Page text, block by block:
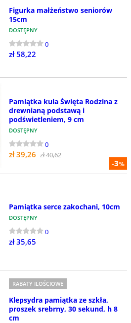
Figurka małżeństwo seniorów
15cm
DOSTĘPNY
0
zł 58,22
-3%
Pamiątka kula Święta Rodzina z
drewnianą podstawą i
podświetleniem, 9 cm
DOSTĘPNY
0
zł 39,26 zł 40,62
Pamiątka serce zakochani, 10cm
DOSTĘPNY
0
zł 35,65
RABATY ILOŚCIOWE
Klepsydra pamiątka ze szkła,
proszek srebrny, 30 sekund, h 8
cm